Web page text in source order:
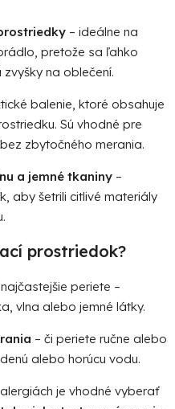
– ideálne na
pretože sa ľahko
na oblečení.
balenie, ktoré obsahuje
Sú vhodné pre
zbytočného merania.
a jemné tkaniny –
aby šetrili citlivé materiály
prostriedok?
najčastejšie periete –
vlna alebo jemné látky.
– či periete ručne alebo
alebo horúcu vodu.
je vhodné vyberať